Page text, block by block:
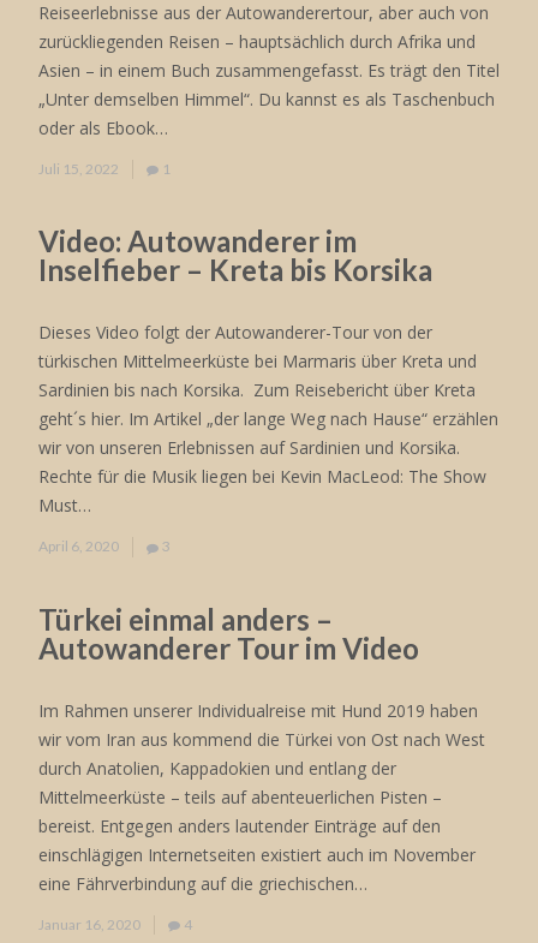
Reiseerlebnisse aus der Autowanderertour, aber auch von
zurückliegenden Reisen – hauptsächlich durch Afrika und
Asien – in einem Buch zusammengefasst. Es trägt den Titel
„Unter demselben Himmel“. Du kannst es als Taschenbuch
oder als Ebook…
Juli 15, 2022 1
Video: Autowanderer im
Inselfieber – Kreta bis Korsika
Dieses Video folgt der Autowanderer-Tour von der
türkischen Mittelmeerküste bei Marmaris über Kreta und
Sardinien bis nach Korsika. Zum Reisebericht über Kreta
geht´s hier. Im Artikel „der lange Weg nach Hause“ erzählen
wir von unseren Erlebnissen auf Sardinien und Korsika.
Rechte für die Musik liegen bei Kevin MacLeod: The Show
Must…
April 6, 2020 3
Türkei einmal anders –
Autowanderer Tour im Video
Im Rahmen unserer Individualreise mit Hund 2019 haben
wir vom Iran aus kommend die Türkei von Ost nach West
durch Anatolien, Kappadokien und entlang der
Mittelmeerküste – teils auf abenteuerlichen Pisten –
bereist. Entgegen anders lautender Einträge auf den
einschlägigen Internetseiten existiert auch im November
eine Fährverbindung auf die griechischen…
Januar 16, 2020 4